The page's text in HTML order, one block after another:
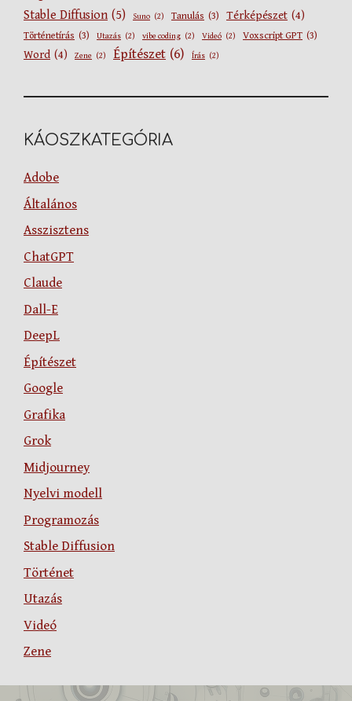
Stable Diffusion (5) Suno (2) Tanulás (3) Térképészet (4)
Történetírás (3) Utazás (2) vibe coding (2) Videó (2) Voxscript GPT (3)
Word (4) Zene (2) Építészet (6) Írás (2)
KÁOSZKATEGÓRIA
Adobe
Általános
Asszisztens
ChatGPT
Claude
Dall-E
DeepL
Építészet
Google
Grafika
Grok
Midjourney
Nyelvi modell
Programozás
Stable Diffusion
Történet
Utazás
Videó
Zene